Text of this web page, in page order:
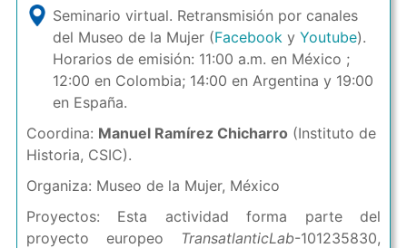
Seminario virtual. Retransmisión por canales
del Museo de la Mujer (Facebooky Youtube).
Horarios de emisión: 11:00 a.m. en México ;
12:00 en Colombia; 14:00 en Argentina y 19:00
en España.
Coordina: Manuel Ramírez Chicharro (Instituto de
Historia, CSIC).
Organiza: Museo de la Mujer, México
Proyectos: Esta actividad forma parte del
proyecto europeo TransatlanticLab-101235830,